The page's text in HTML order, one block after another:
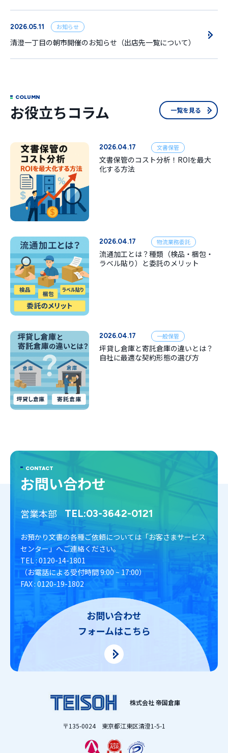
2026.05.11 お知らせ
清澄一丁目の朝市開催のお知らせ（出店先一覧について）
COLUMN
お役立ちコラム 一覧を見る
2026.04.17 文書保管
文書保管のコスト分析！ROIを最大
化する方法
2026.04.17 物流業務委託
流通加工とは？種類（検品・梱包・
ラベル貼り）と委託のメリット
2026.04.17 一般保管
坪貸し倉庫と寄託倉庫の違いとは？
自社に最適な契約形態の選び方
CONTACT
お問い合わせ
営業本部 TEL:03-3642-0121
お預かり文書の各種ご依頼については 「お客さまサービス
センター」へご連絡ください。
TEL : 0120-14-1801
（お電話による受付時間 9:00 ~ 17:00）
FAX : 0120-19-1802
お問い合わせ
フォームはこちら
株式会社 帝国倉庫
〒135-0024 東京都江東区清澄1-5-1